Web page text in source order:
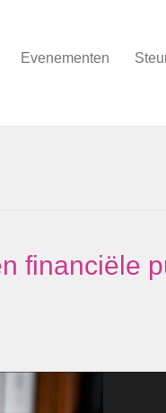
Evenementen
financiële